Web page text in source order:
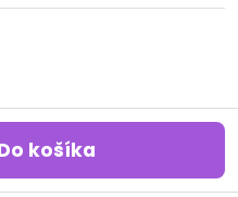
Do košíka